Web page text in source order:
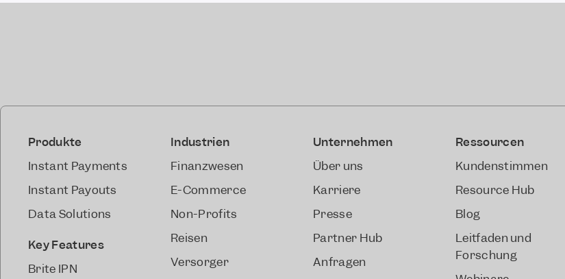
Produkte
Instant Payments
Instant Payouts
Data Solutions
Key Features
Brite IPN
Industrien
Finanzwesen
E-Commerce
Non-Profits
Reisen
Versorger
Unternehmen
Über uns
Karriere
Presse
Partner Hub
Anfragen
Ressourcen
Kundenstimmen
Resource Hub
Blog
Leitfäden und
Forschung